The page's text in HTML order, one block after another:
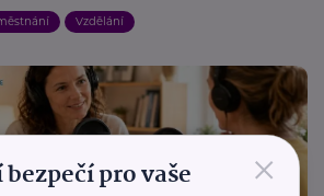
Vzdělání
×
pro vaše